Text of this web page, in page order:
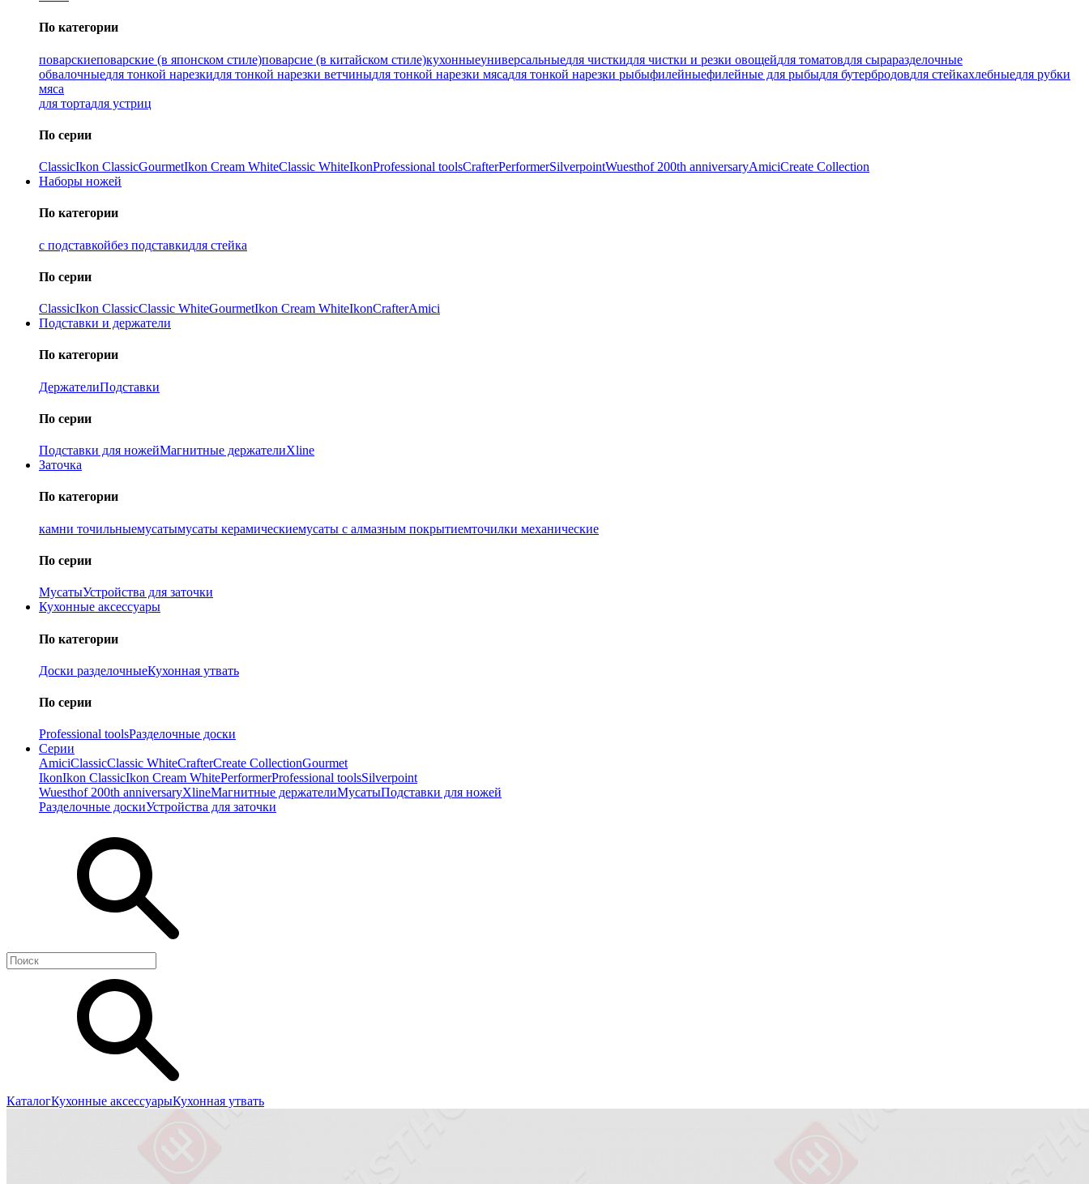
По категории
поварскиеповарские (в японском стиле)поварсие (в китайском стиле)кухонныеуниверсальныедля чисткидля чистки и резки овощейдля томатовдля сыраразделочные
обвалочныедля тонкой нарезкидля тонкой нарезки ветчиныдля тонкой нарезки мясадля тонкой нарезки рыбыфилейныефилейные для рыбыдля бутербродовдля стейкахлебныедля рубки
мяса
для тортадля устриц
По серии
ClassicIkon ClassiсGourmetIkon Cream WhiteClassic WhiteIkonProfessional toolsCrafterPerformerSilverpointWuesthof 200th anniversaryAmiciCreate Collection
Наборы ножей
По категории
с подставкойбез подставкидля стейка
По серии
ClassicIkon ClassiсClassic WhiteGourmetIkon Cream WhiteIkonCrafterAmici
Подставки и держатели
По категории
ДержателиПодставки
По серии
Подставки для ножейМагнитные держателиXline
Заточка
По категории
камни точильныемусатымусаты керамическиемусаты с алмазным покрытиемточилки механические
По серии
МусатыУстройства для заточки
Кухонные аксессуары
По категории
Доски разделочныеКухонная утвать
По серии
Professional toolsРазделочные доски
Серии
AmiciClassicClassic WhiteCrafterCreate CollectionGourmet
IkonIkon ClassiсIkon Cream WhitePerformerProfessional toolsSilverpoint
Wuesthof 200th anniversaryXlineМагнитные держателиМусатыПодставки для ножей
Разделочные доскиУстройства для заточки
КаталогКухонные аксессуарыКухонная утвать